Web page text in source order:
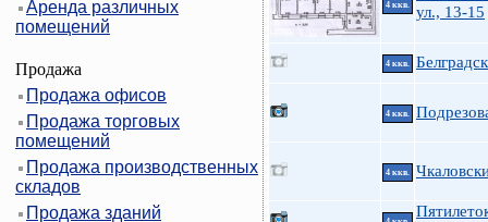
Аренда различных
помещений
Продажа
Продажа офисов
Продажа торговых
помещений
Продажа производственных
складов
Продажа зданий
4 ккв.
ул., 13-15
4 ккв.
4 ккв.
4 ккв.